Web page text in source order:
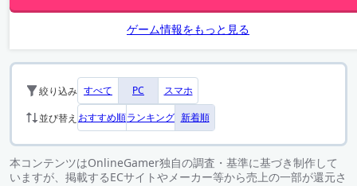
ゲーム情報をもっと見る
絞り込み すべて PC スマホ
並び替え おすすめ順ランキング 新着順
本コンテンツはOnlineGamer独自の調査・基準に基づき制作して
いますが、掲載するECサイトやメーカー等から売上の一部が還元さ